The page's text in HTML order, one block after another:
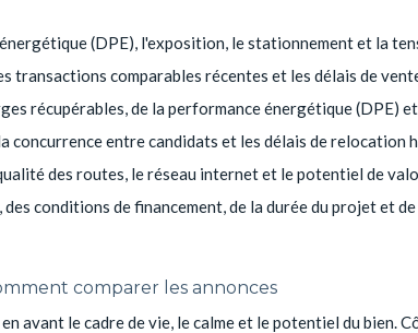
(DPE), l'exposition, le stationnement et la
transactions comparables récentes et les délais de
récupérables, de la performance énergétique (DPE)
concurrence entre candidats et les délais de relocation
des routes, le réseau internet et le potentiel de
conditions de financement, de la durée du projet et
comparer les annonces
avant le cadre de vie, le calme et le potentiel du bien.